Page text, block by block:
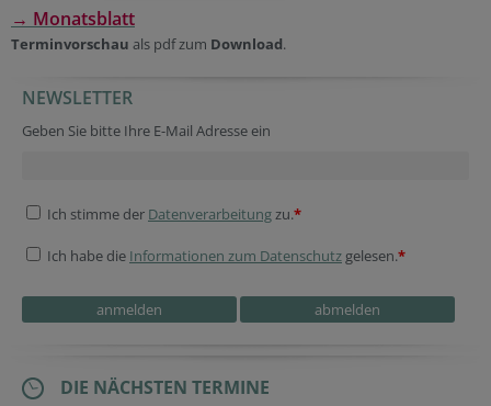
→ Monatsblatt
Terminvorschau als pdf zum Download.
Verification code
Fax
Reference
Tracking ID
NEWSLETTER
Geben Sie bitte Ihre E-Mail Adresse ein
Ich stimme der Datenverarbeitungzu.*
Ich habe die Informationen zum Datenschutz gelesen.*
DIE NÄCHSTEN TERMINE